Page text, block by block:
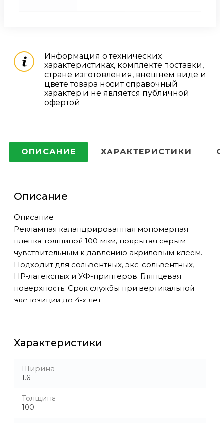
Информация о технических
характеристиках, комплекте поставки,
стране изготовления, внешнем виде и
цвете товара носит справочный
характер и не является публичной
офертой
ОПИСАНИЕ ХАРАКТЕРИСТИКИ
Описание
Описание
Рекламная каландрированная мономерная
пленка толщиной 100 мкм, покрытая серым
чувствительным к давлению акриловым клеем.
Подходит для сольвентных, эко-сольвентных,
HP-латексных и УФ-принтеров. Глянцевая
поверхность. Срок службы при вертикальной
экспозиции до 4-х лет.
Характеристики
Ширина
1.6
Толщина
100